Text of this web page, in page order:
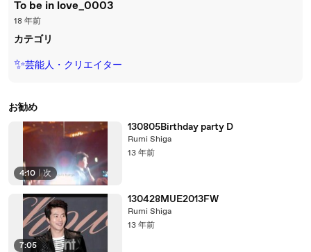
To be in love_0003
18 年前
カテゴリ
✨芸能人・クリエイター
お勧め
4:10 | 次
130805Birthday party D
Rumi Shiga
13 年前
7:05
130428MUE2013FW
Rumi Shiga
13 年前